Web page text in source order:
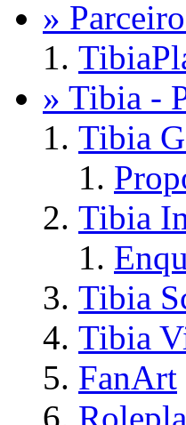
»
» Tibia -
Tibia
Tibia
Tibia
Tibia
FanArt